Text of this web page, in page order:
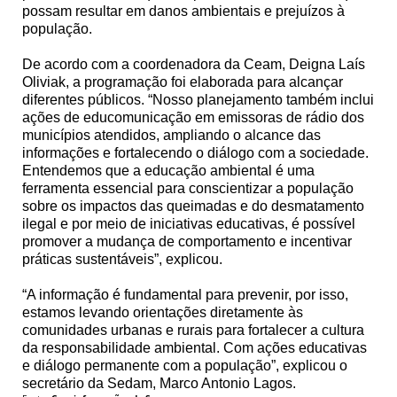
possam resultar em danos ambientais e prejuízos à
população.
De acordo com a coordenadora da Ceam, Deigna Laís
Oliviak, a programação foi elaborada para alcançar
diferentes públicos. “Nosso planejamento também inclui
ações de educomunicação em emissoras de rádio dos
municípios atendidos, ampliando o alcance das
informações e fortalecendo o diálogo com a sociedade.
Entendemos que a educação ambiental é uma
ferramenta essencial para conscientizar a população
sobre os impactos das queimadas e do desmatamento
ilegal e por meio de iniciativas educativas, é possível
promover a mudança de comportamento e incentivar
práticas sustentáveis”, explicou.
“A informação é fundamental para prevenir, por isso,
estamos levando orientações diretamente às
comunidades urbanas e rurais para fortalecer a cultura
da responsabilidade ambiental. Com ações educativas
e diálogo permanente com a população”, explicou o
secretário da Sedam, Marco Antonio Lagos.